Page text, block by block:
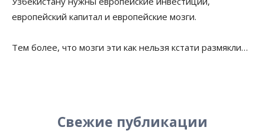
европейский капитал и европейские мозги.
Тем более, что мозги эти как нельзя кстати размякли…
Свежие публикации